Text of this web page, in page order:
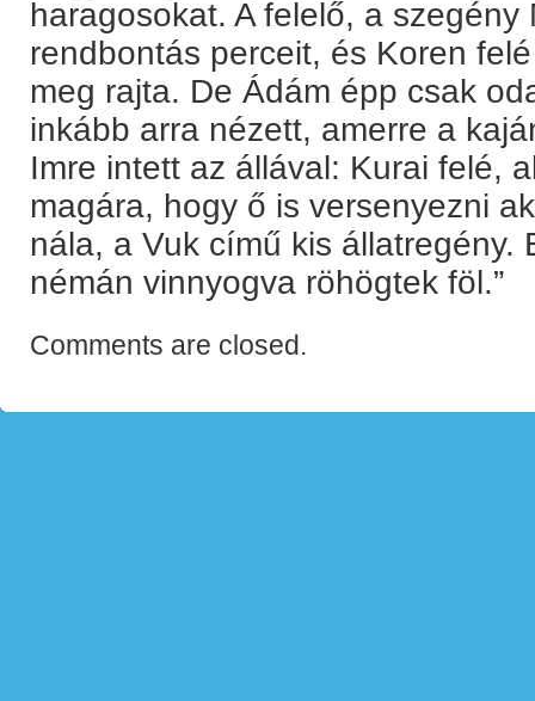
haragosokat. A felelő, a
rendbontás perceit, és Koren
meg rajta. De Ádám épp csak
inkább arra nézett, amerre a
Imre intett az állával: Kurai felé,
magára, hogy ő is versenyezni
nála, a Vuk című kis állatregény.
némán vinnyogva röhögtek föl.”
Comments are closed.